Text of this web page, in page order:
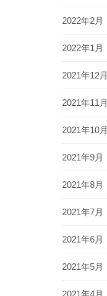
2022年2月
2022年1月
2021年12月
2021年11月
2021年10月
2021年9月
2021年8月
2021年7月
2021年6月
2021年5月
2021年4月